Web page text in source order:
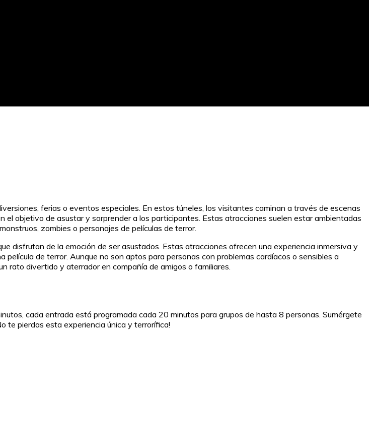
ferias o eventos especiales. En estos túneles, los visitantes caminan a través de escenas
objetivo de asustar y sorprender a los participantes. Estas atracciones suelen estar ambientadas
zombies o personajes de películas de terror.
disfrutan de la emoción de ser asustados. Estas atracciones ofrecen una experiencia inmersiva y
de terror. Aunque no son aptos para personas con problemas cardíacos o sensibles a
rato divertido y aterrador en compañía de amigos o familiares.
cada entrada está programada cada 20 minutos para grupos de hasta 8 personas. Sumérgete
te pierdas esta experiencia única y terrorífica!